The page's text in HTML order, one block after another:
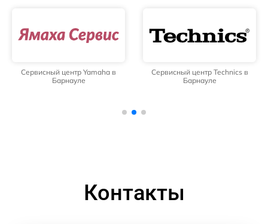
Сервисный центр Yamaha в
Барнауле
Сервисный центр Technics в
Барнауле
Контакты